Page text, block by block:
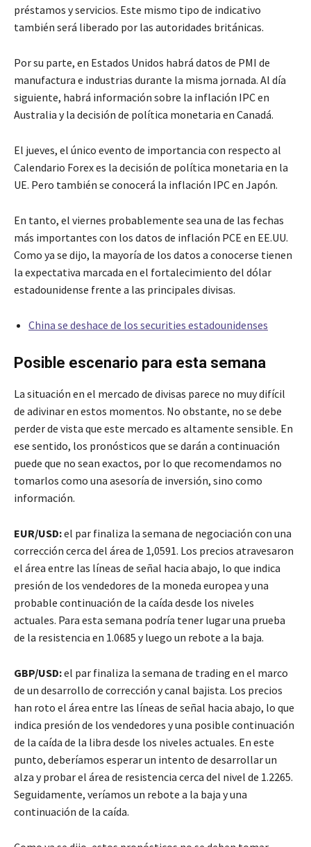
préstamos y servicios. Este mismo tipo de indicativo
también será liberado por las autoridades británicas.
Por su parte, en Estados Unidos habrá datos de PMI de
manufactura e industrias durante la misma jornada. Al día
siguiente, habrá información sobre la inflación IPC en
Australia y la decisión de política monetaria en Canadá.
El jueves, el único evento de importancia con respecto al
Calendario Forex es la decisión de política monetaria en la
UE. Pero también se conocerá la inflación IPC en Japón.
En tanto, el viernes probablemente sea una de las fechas
más importantes con los datos de inflación PCE en EE.UU.
Como ya se dijo, la mayoría de los datos a conocerse tienen
la expectativa marcada en el fortalecimiento del dólar
estadounidense frente a las principales divisas.
China se deshace de los securities estadounidenses
Posible escenario para esta semana
La situación en el mercado de divisas parece no muy difícil
de adivinar en estos momentos. No obstante, no se debe
perder de vista que este mercado es altamente sensible. En
ese sentido, los pronósticos que se darán a continuación
puede que no sean exactos, por lo que recomendamos no
tomarlos como una asesoría de inversión, sino como
información.
EUR/USD:el par finaliza la semana de negociación con una
corrección cerca del área de 1,0591. Los precios atravesaron
el área entre las líneas de señal hacia abajo, lo que indica
presión de los vendedores de la moneda europea y una
probable continuación de la caída desde los niveles
actuales. Para esta semana podría tener lugar una prueba
de la resistencia en 1.0685 y luego un rebote a la baja.
GBP/USD:el par finaliza la semana de trading en el marco
de un desarrollo de corrección y canal bajista. Los precios
han roto el área entre las líneas de señal hacia abajo, lo que
indica presión de los vendedores y una posible continuación
de la caída de la libra desde los niveles actuales. En este
punto, deberíamos esperar un intento de desarrollar un
alza y probar el área de resistencia cerca del nivel de 1.2265.
Seguidamente, veríamos un rebote a la baja y una
continuación de la caída.